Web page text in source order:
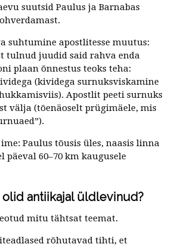
suutsid Paulus ja Barnabas
suhtumine apostlitesse muutus:
tulnud juudid said rahva enda
plaan õnnestus teoks teha:
(kividega surnuksviskamine
Apostlit peeti surnuks
välja (tõenäoselt prügimäele, mis
Paulus tõusis üles, naasis linna
päeval 60–70 km kaugusele
olid antiikajal üldlevinud?
mitu tähtsat teemat.
rõhutavad tihti, et